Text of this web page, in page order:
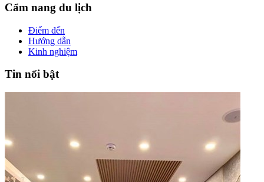
Cẩm nang du lịch
Điểm đến
Hướng dẫn
Kinh nghiệm
Tin nổi bật